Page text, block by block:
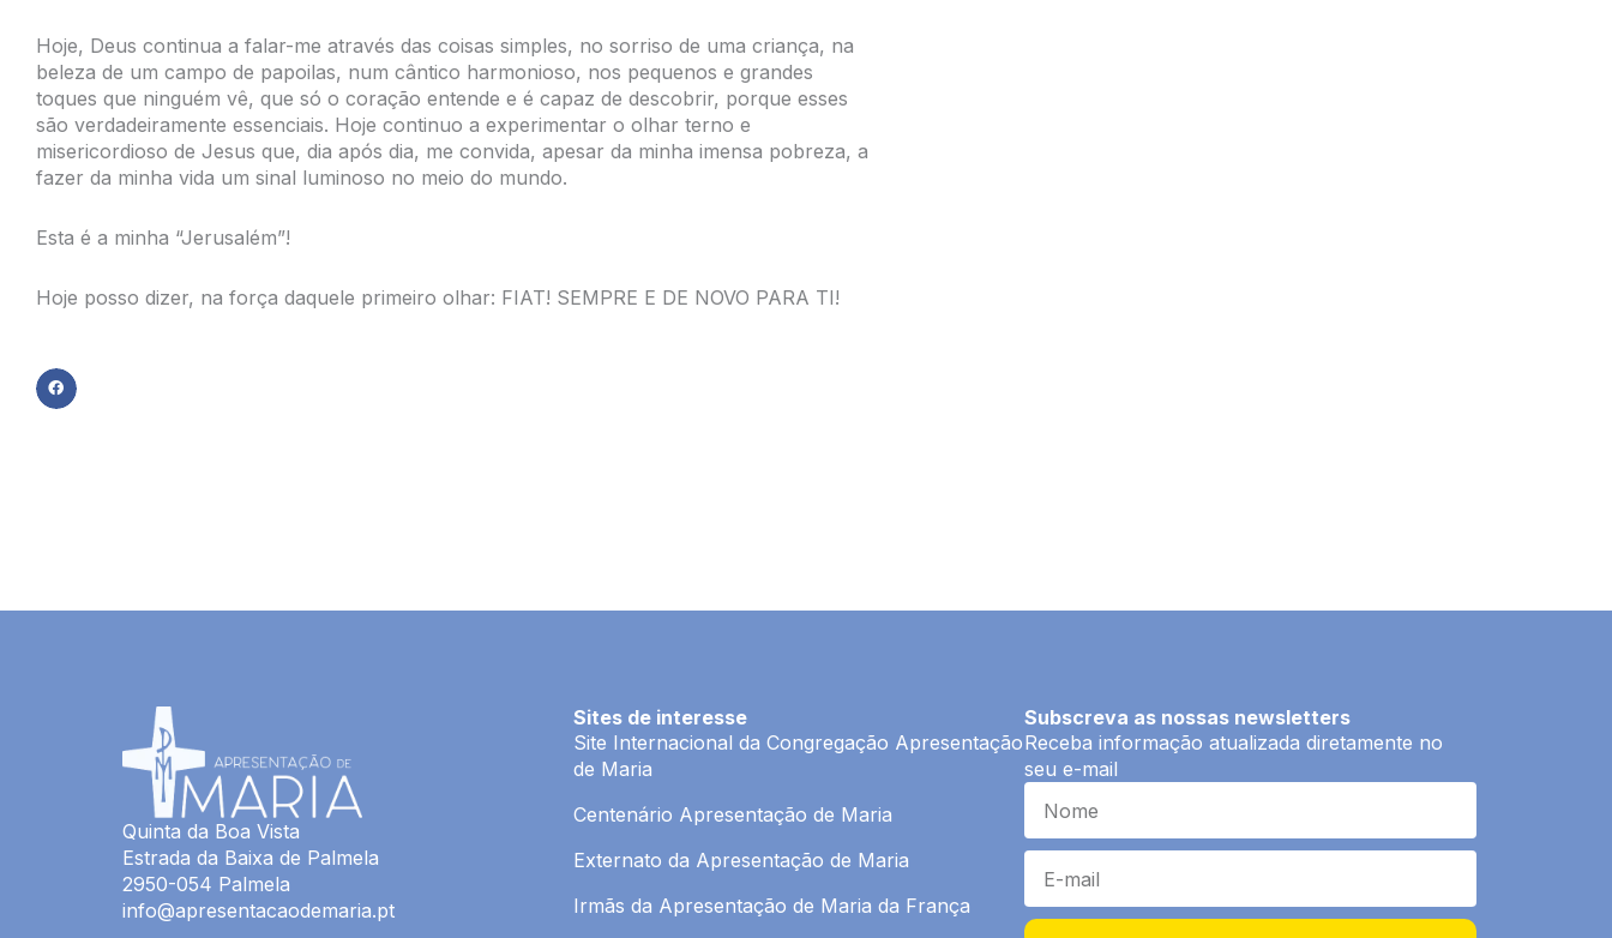
Hoje, Deus continua a falar-me através das coisas simples, no sorriso de uma criança, na
beleza de um campo de papoilas, num cântico harmonioso, nos pequenos e grandes
toques que ninguém vê, que só o coração entende e é capaz de descobrir, porque esses
são verdadeiramente essenciais. Hoje continuo a experimentar o olhar terno e
misericordioso de Jesus que, dia após dia, me convida, apesar da minha imensa pobreza, a
fazer da minha vida um sinal luminoso no meio do mundo.
Esta é a minha “Jerusalém”!
Hoje posso dizer, na força daquele primeiro olhar: FIAT! SEMPRE E DE NOVO PARA TI!
Quinta da Boa Vista
Estrada da Baixa de Palmela
2950-054 Palmela
info@apresentacaodemaria.pt
Sites de interesse
Site Internacional da Congregação Apresentação
de Maria
Centenário Apresentação de Maria
Externato da Apresentação de Maria
Irmãs da Apresentação de Maria da França
Subscreva as nossas newsletters
Receba informação atualizada diretamente no
seu e-mail